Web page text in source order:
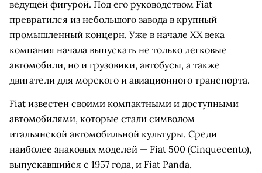
ведущей фигурой. Под его руководством Fiat
превратился из небольшого завода в крупный
промышленный концерн. Уже в начале XX века
компания начала выпускать не только легковые
автомобили, но и грузовики, автобусы, а также
двигатели для морского и авиационного транспорта.
Fiat известен своими компактными и доступными
автомобилями, которые стали символом
итальянской автомобильной культуры. Среди
наиболее знаковых моделей — Fiat 500 (Cinquecento),
выпускавшийся с 1957 года, и Fiat Panda,